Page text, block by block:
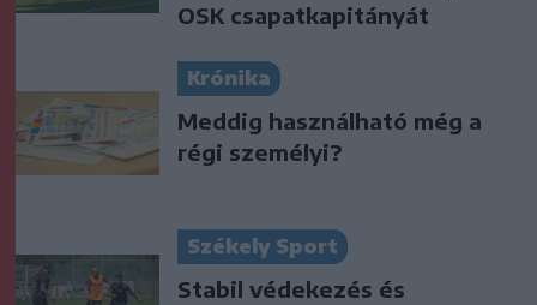
OSK csapatkapitányát
Krónika
Meddig használható még a
régi személyi?
Székely Sport
Stabil védekezés és